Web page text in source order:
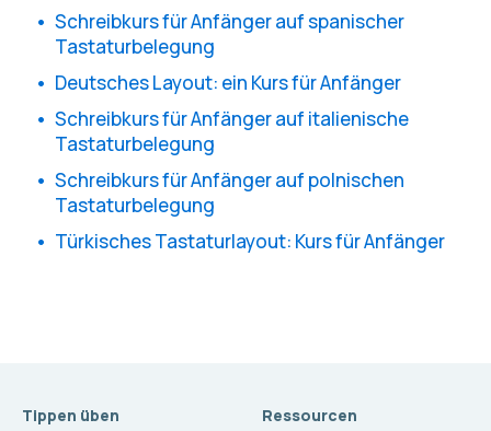
Schreibkurs für Anfänger auf spanischer
Tastaturbelegung
Deutsches Layout: ein Kurs für Anfänger
Schreibkurs für Anfänger auf italienische
Tastaturbelegung
Schreibkurs für Anfänger auf polnischen
Tastaturbelegung
Türkisches Tastaturlayout: Kurs für Anfänger
Tippen üben
Ressourcen